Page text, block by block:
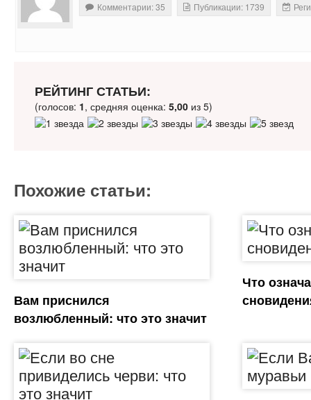
Комментарии: 35 Публикации: 1739
РЕЙТИНГ СТАТЬИ:
(голосов: 1, средняя оценка: 5,00из 5)
Похожие статьи:
Вам приснился
возлюбленный: что это значит
Что